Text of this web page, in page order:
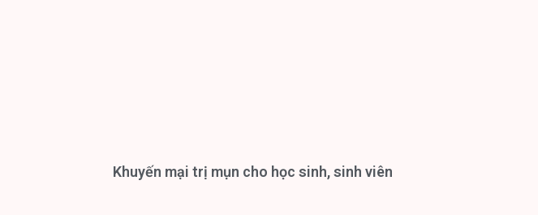
Khuyến mại trị mụn cho học sinh, sinh viên